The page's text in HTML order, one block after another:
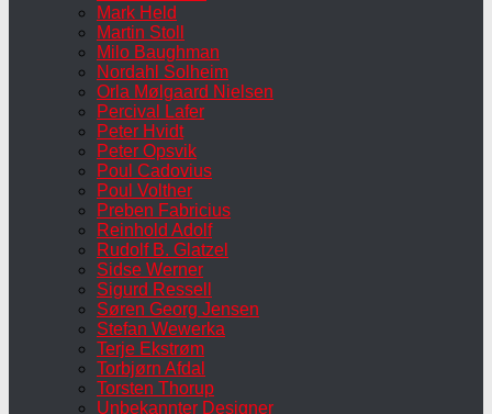
Mark Held
Martin Stoll
Milo Baughman
Nordahl Solheim
Orla Mølgaard Nielsen
Percival Lafer
Peter Hvidt
Peter Opsvik
Poul Cadovius
Poul Volther
Preben Fabricius
Reinhold Adolf
Rudolf B. Glatzel
Sidse Werner
Sigurd Ressell
Søren Georg Jensen
Stefan Wewerka
Terje Ekstrøm
Torbjørn Afdal
Torsten Thorup
Unbekannter Designer